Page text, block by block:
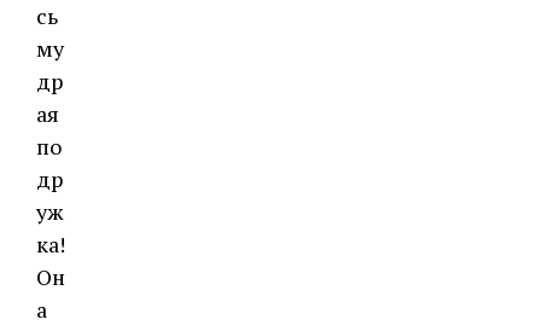
сь
му
др
ая
по
др
уж
ка!
Он
а